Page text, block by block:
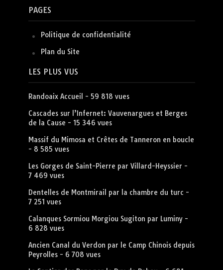
PAGES
Politique de confidentialité
Plan du Site
LES PLUS VUS
Randoaix Accueil - 59 818 vues
Cascades sur l’Infernet: Vauvenargues et Berges
de la Cause - 15 346 vues
Massif du Mimosa et Crêtes de Tanneron en boucle
- 8 585 vues
Les Gorges de Saint-Pierre par Villard-Heyssier -
7 469 vues
Dentelles de Montmirail par la chambre du turc -
7 251 vues
Calanques Sormiou Morgiou Sugiton par Luminy-
6 828 vues
Ancien Canal du Verdon par le Camp Chinois depuis
Peyrolles- 6 708 vues